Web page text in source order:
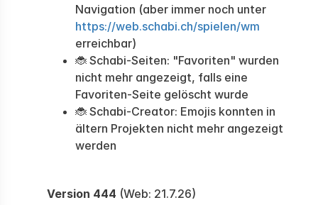
Navigation (aber immer noch unter
https://web.schabi.ch/spielen/wm
erreichbar)
🐞 Schabi-Seiten: "Favoriten" wurden
nicht mehr angezeigt, falls eine
Favoriten-Seite gelöscht wurde
🐞 Schabi-Creator: Emojis konnten in
ältern Projekten nicht mehr angezeigt
werden
Version 444 (Web: 21.7.26)